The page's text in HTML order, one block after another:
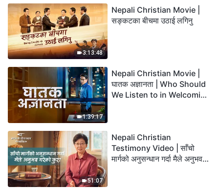
3:13:48
Nepali Christian Movie |
सङ्कटका बीचमा उठाई लगिनु
1:39:17
Nepali Christian Movie |
घातक अज्ञानता | Who Should
We Listen to in Welcoming
51:07
Nepali Christian
Testimony Video | साँचो
मार्गको अनुसन्धान गर्दा मैले अनुभव